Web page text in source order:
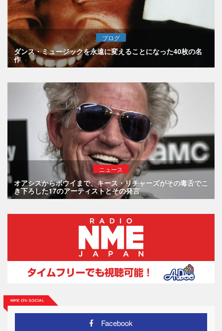
ブログ
ダンス・ミュージックを永遠に変えることになった40枚の名
作
ニュース
オアシスからボウイまで、キース・リチャーズがその毒舌でこ
き下ろした17のアーティストとその発言
Facebook